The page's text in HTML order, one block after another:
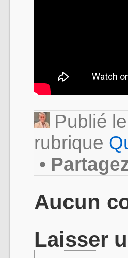
Publié
rubrique
•
Aucun
Laisser